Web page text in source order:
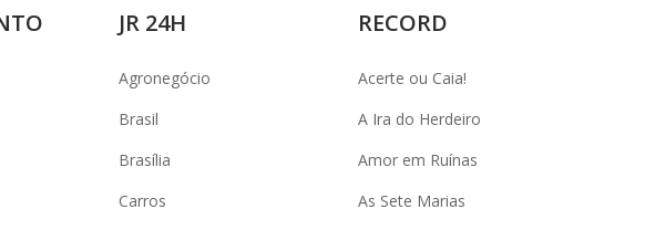
JR 24H
Agronegócio
Brasil
Brasília
Carros
RECORD
Acerte ou Caia!
A Ira do Herdeiro
Amor em Ruínas
As Sete Marias